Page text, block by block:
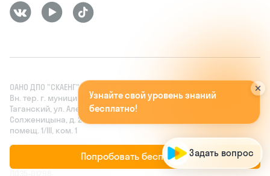
Попробовать бесплатно
ОАНО ДПО "СКАЕНГ", 109004, г. Москва,
Вн. тер. г. муниципальный округ
Таганский, ул. Александра
Солженицына, д. 23А, стр.4, этаж/
помещ. 1/III, ком. 1
Лицензия на осуществление
образовательной деятельности No
бесплатно!А попромокодуOR
мы дар|
Задать вопрос